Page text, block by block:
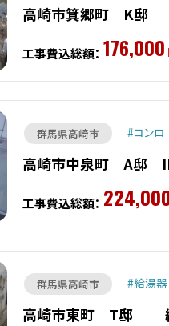
高崎市箕郷町 K邸
工事費込総額： 176,000
群馬県高崎市 コンロ
高崎市中泉町 A邸 IH
工事費込総額：
群馬県高崎市 給湯器
高崎市東町 T邸 給